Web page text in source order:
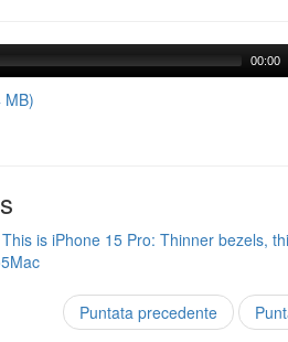
00:00
MB)
is iPhone 15 Pro: Thinner bezels,
Puntata precedente